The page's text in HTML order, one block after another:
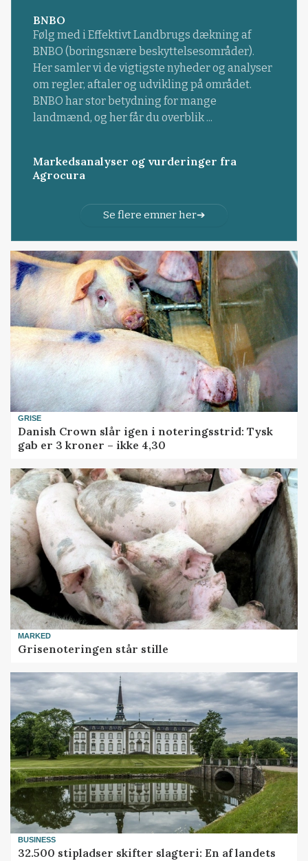
BNBO
Følg med i Effektivt Landbrugs dækning af
BNBO (boringsnære beskyttelsesområder).
Her samler vi de vigtigste nyheder og analyser
om regler, aftaler og udvikling på området.
BNBO har stor betydning for mange
landmænd, og her får du overblik ...
Markedsanalyser og vurderinger fra
Agrocura
Se flere emner her
GRISE
Danish Crown slår igen i noteringsstrid: Tysk
gab er 3 kroner – ikke 4,30
MARKED
Grisenoteringen står stille
BUSINESS
32.500 stipladser skifter slagteri: En af landets